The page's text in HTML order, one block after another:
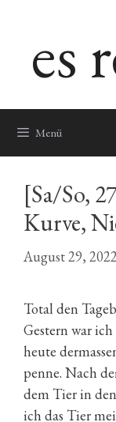
springenes
Menü
[Sa/So,
Kurve,
August 29, 2022
Total den
Gestern war
heute
penne. Nach
dem Tier in
ich das Tier